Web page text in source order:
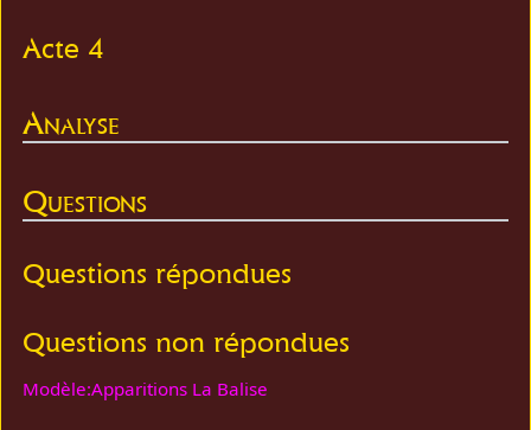
Acte 4
Analyse
Questions
Questions répondues
Questions non répondues
Modèle:Apparitions La Balise